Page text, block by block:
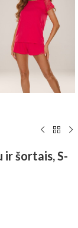
ir šortais, S-